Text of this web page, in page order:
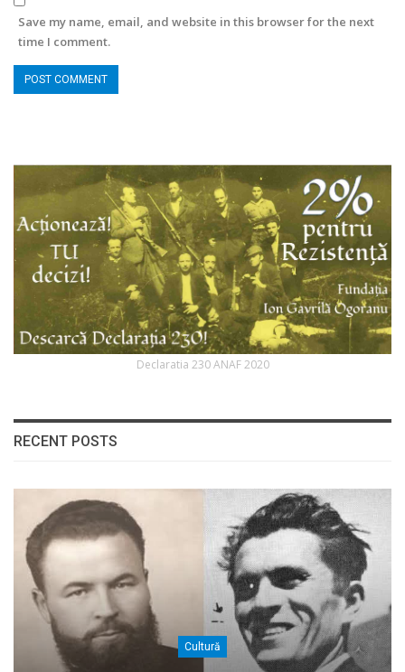
Save my name, email, and website in this browser for the next
time I comment.
Declaratia 230 ANAF 2020
RECENT POSTS
Cultură